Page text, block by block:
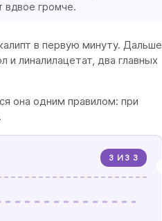
вдвое громче.
в первую минуту. Дальше
линалилацетат, два главных
она одним правилом: при
3 ИЗ 3